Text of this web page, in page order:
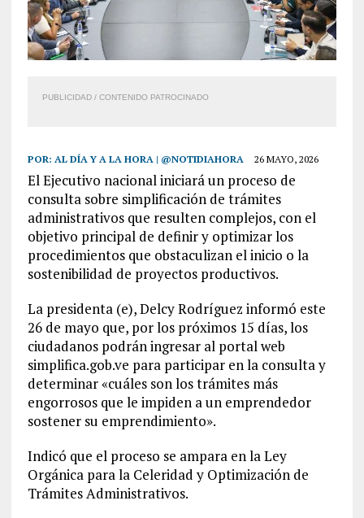
PUBLICIDAD / CONTENIDO PATROCINADO
POR: AL DÍA Y A LA HORA | @NOTIDIAHORA 26 MAYO, 2026
El Ejecutivo nacional iniciará un proceso de
consulta sobre simplificación de trámites
administrativos que resulten complejos, con el
objetivo principal de definir y optimizar los
procedimientos que obstaculizan el inicio o la
sostenibilidad de proyectos productivos.
La presidenta (e), Delcy Rodríguez informó este
26 de mayo que, por los próximos 15 días, los
ciudadanos podrán ingresar al portal web
simplifica.gob.ve para participar en la consulta y
determinar «cuáles son los trámites más
engorrosos que le impiden a un emprendedor
sostener su emprendimiento».
Indicó que el proceso se ampara en la Ley
Orgánica para la Celeridad y Optimización de
Trámites Administrativos.